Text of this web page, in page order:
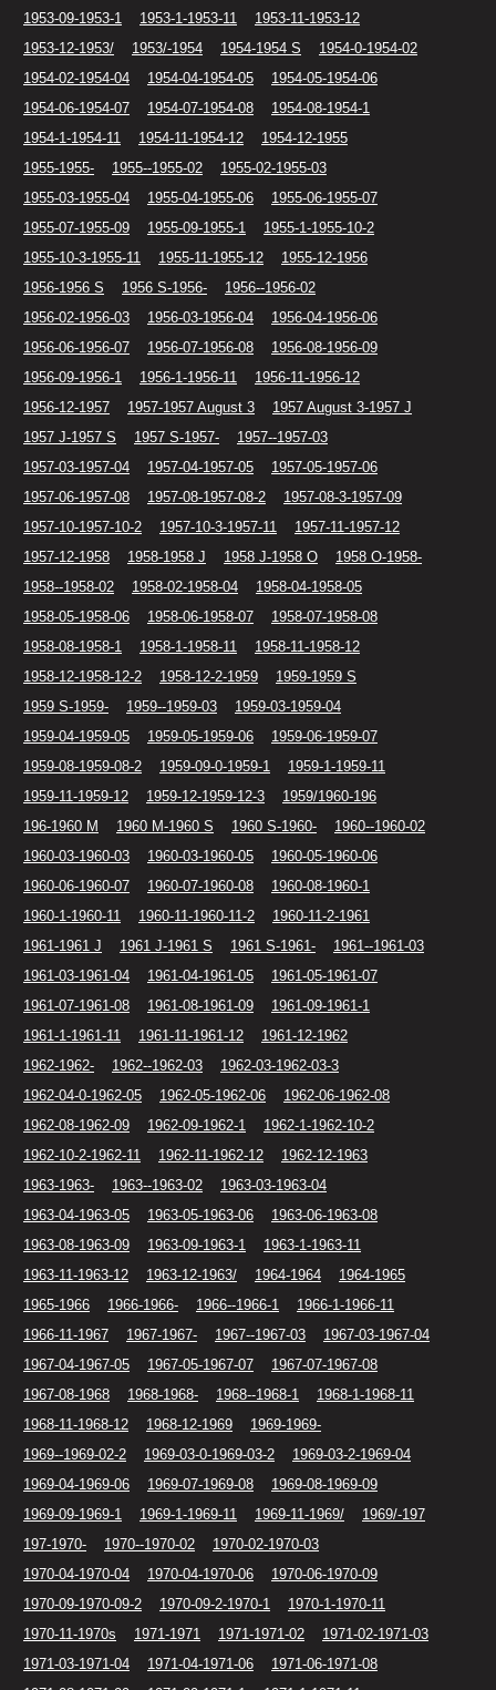
1953-09-1953-1 1953-1-1953-11
1953-11-1953-12
1953-12-1953/
1953/-1954 1954-1954 S
1954-0-1954-02
1954-02-1954-04
1954-04-1954-05
1954-05-1954-06
1954-06-1954-07
1954-07-1954-08
1954-08-1954-1
1954-1-1954-11
1954-11-1954-12
1954-12-1955
1955-1955-
1955--1955-02
1955-02-1955-03
1955-03-1955-04
1955-04-1955-06
1955-06-1955-07
1955-07-1955-09
1955-09-1955-1
1955-1-1955-10-2
1955-10-3-1955-11
1955-11-1955-12
1955-12-1956
1956-1956 S
1956 S-1956-
1956--1956-02
1956-02-1956-03
1956-03-1956-04
1956-04-1956-06
1956-06-1956-07
1956-07-1956-08
1956-08-1956-09
1956-09-1956-1
1956-1-1956-11
1956-11-1956-12
1956-12-1957
1957-1957 August 3
1957 August 3-1957 J
1957 J-1957 S
1957 S-1957-
1957--1957-03
1957-03-1957-04
1957-04-1957-05
1957-05-1957-06
1957-06-1957-08
1957-08-1957-08-2
1957-08-3-1957-09
1957-10-1957-10-2
1957-10-3-1957-11
1957-11-1957-12
1957-12-1958
1958-1958 J 1958 J-1958 O
1958 O-1958-
1958--1958-02
1958-02-1958-04
1958-04-1958-05
1958-05-1958-06
1958-06-1958-07
1958-07-1958-08
1958-08-1958-1
1958-1-1958-11
1958-11-1958-12
1958-12-1958-12-2
1958-12-2-1959
1959-1959 S
1959 S-1959-
1959--1959-03
1959-03-1959-04
1959-04-1959-05
1959-05-1959-06
1959-06-1959-07
1959-08-1959-08-2
1959-09-0-1959-1
1959-1-1959-11
1959-11-1959-12
1959-12-1959-12-3
1959/1960-196
196-1960 M
1960 M-1960 S 1960 S-1960-
1960--1960-02
1960-03-1960-03
1960-03-1960-05
1960-05-1960-06
1960-06-1960-07
1960-07-1960-08
1960-08-1960-1
1960-1-1960-11
1960-11-1960-11-2
1960-11-2-1961
1961-1961 J
1961 J-1961 S 1961 S-1961-
1961--1961-03
1961-03-1961-04
1961-04-1961-05
1961-05-1961-07
1961-07-1961-08
1961-08-1961-09
1961-09-1961-1
1961-1-1961-11
1961-11-1961-12
1961-12-1962
1962-1962-
1962--1962-03
1962-03-1962-03-3
1962-04-0-1962-05
1962-05-1962-06
1962-06-1962-08
1962-08-1962-09
1962-09-1962-1
1962-1-1962-10-2
1962-10-2-1962-11
1962-11-1962-12
1962-12-1963
1963-1963-
1963--1963-02
1963-03-1963-04
1963-04-1963-05
1963-05-1963-06
1963-06-1963-08
1963-08-1963-09
1963-09-1963-1
1963-1-1963-11
1963-11-1963-12
1963-12-1963/ 1964-1964
1964-1965
1965-1966
1966-1966- 1966--1966-1
1966-1-1966-11
1966-11-1967
1967-1967- 1967--1967-03
1967-03-1967-04
1967-04-1967-05
1967-05-1967-07
1967-07-1967-08
1967-08-1968
1968-1968- 1968--1968-1
1968-1-1968-11
1968-11-1968-12
1968-12-1969
1969-1969-
1969--1969-02-2
1969-03-0-1969-03-2
1969-03-2-1969-04
1969-04-1969-06
1969-07-1969-08
1969-08-1969-09
1969-09-1969-1
1969-1-1969-11 1969-11-1969/
1969/-197
197-1970-
1970--1970-02
1970-02-1970-03
1970-04-1970-04
1970-04-1970-06
1970-06-1970-09
1970-09-1970-09-2
1970-09-2-1970-1
1970-1-1970-11
1970-11-1970s
1971-1971 1971-1971-02
1971-02-1971-03
1971-03-1971-04
1971-04-1971-06
1971-06-1971-08